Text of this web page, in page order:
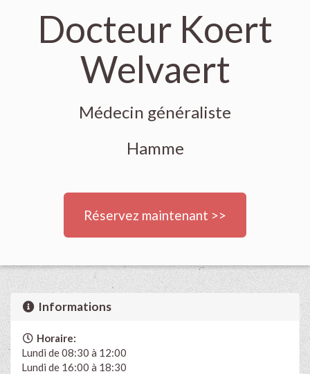
Docteur Koert
Welvaert
Médecin généraliste
Hamme
Réservez maintenant >>
Informations
Horaire:
Lundi de 08:30 à 12:00
Lundi de 16:00 à 18:30